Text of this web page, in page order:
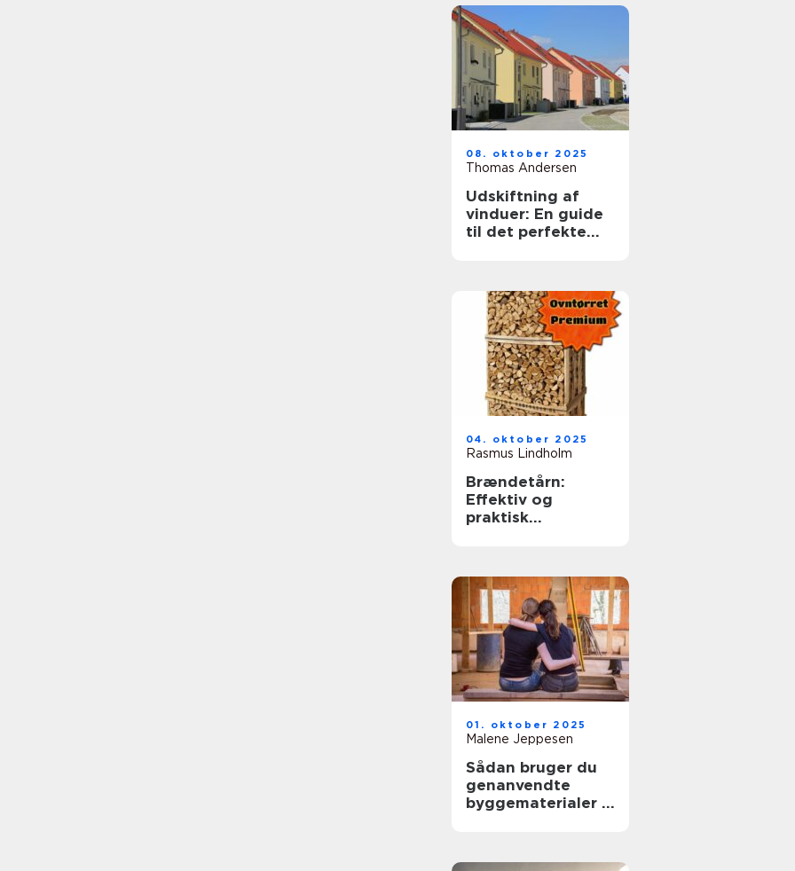
08. oktober 2025
Thomas Andersen
Udskiftning af
vinduer: En guide
til det perfekte
04. oktober 2025
Rasmus Lindholm
Brændetårn:
Effektiv og
praktisk
01. oktober 2025
Malene Jeppesen
Sådan bruger du
genanvendte
byggematerialer i